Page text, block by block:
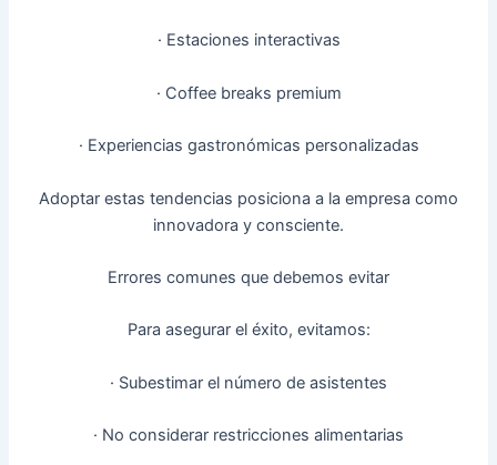
· Estaciones interactivas
· Coffee breaks premium
· Experiencias gastronómicas personalizadas
Adoptar estas tendencias posiciona a la empresa como
innovadora y consciente.
Errores comunes que debemos evitar
Para asegurar el éxito, evitamos:
· Subestimar el número de asistentes
· No considerar restricciones alimentarias